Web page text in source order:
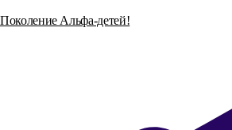
Поколение Альфа-детей!